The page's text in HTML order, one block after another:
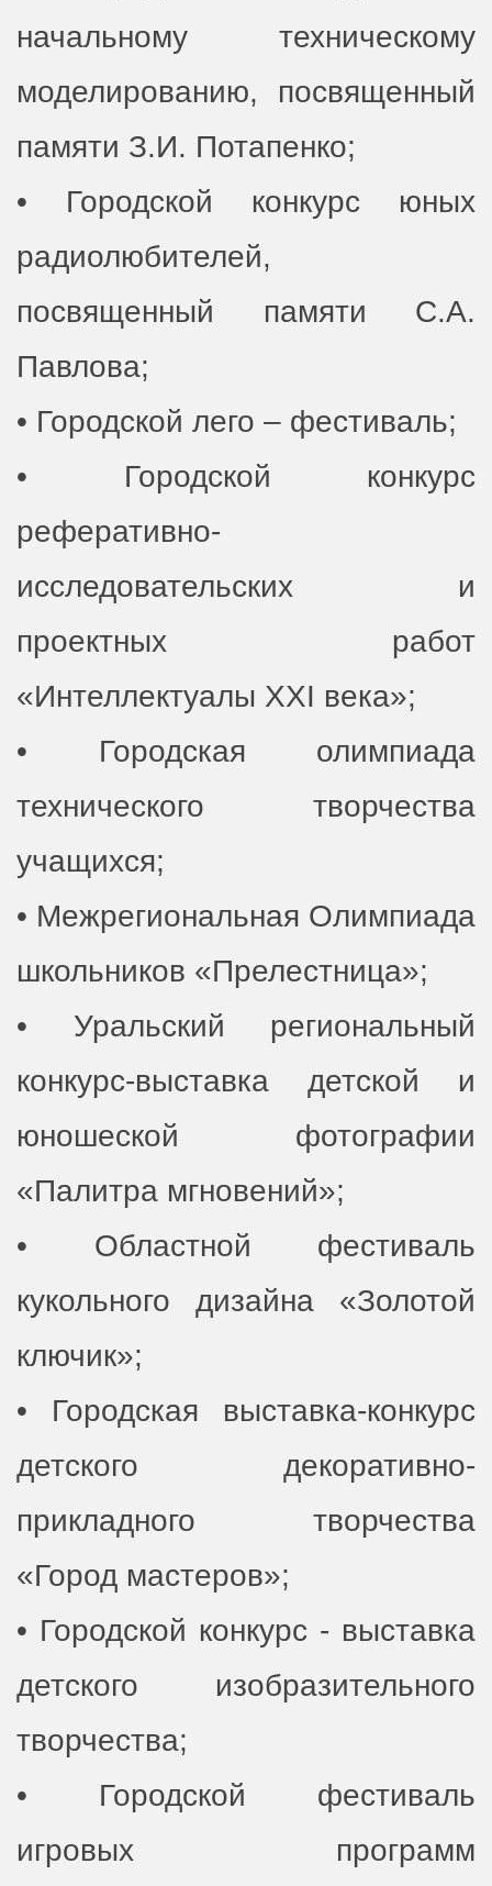
начальному техническому
моделированию, посвященный
памяти З.И. Потапенко;
• Городской конкурс юных
радиолюбителей,
посвященный памяти С.А.
Павлова;
• Городской лего – фестиваль;
• Городской конкурс
реферативно-
исследовательских и
проектных работ
«Интеллектуалы ХХI века»;
• Городская олимпиада
технического творчества
учащихся;
• Межрегиональная Олимпиада
школьников «Прелестница»;
• Уральский региональный
конкурс-выставка детской и
юношеской фотографии
«Палитра мгновений»;
• Областной фестиваль
кукольного дизайна «Золотой
ключик»;
• Городская выставка-конкурс
детского декоративно-
прикладного творчества
«Город мастеров»;
• Городской конкурс - выставка
детского изобразительного
творчества;
• Городской фестиваль
игровых программ